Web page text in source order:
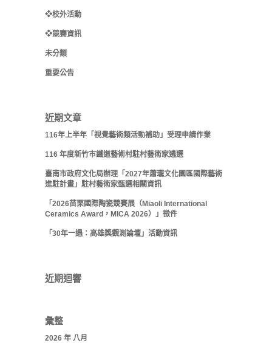
❖校外活動
❖競賽資訊
未分類
重要公告
近期文章
116年上半年「視覺藝術類活動補助」受理申請作業
116 年度新竹市鐵道藝術村駐村藝術家遴選
臺南市政府文化局辦理「2027年蕭瓏文化園區國際藝術
進駐計畫」駐村藝術家甄選相關資訊
「2026苗栗國際陶瓷競賽展（Miaoli International
Ceramics Award，MICA 2026）」徵件
「30年一遇：高雄獎觀測論壇」活動資訊
近期迴響
彙整
2026 年 八月